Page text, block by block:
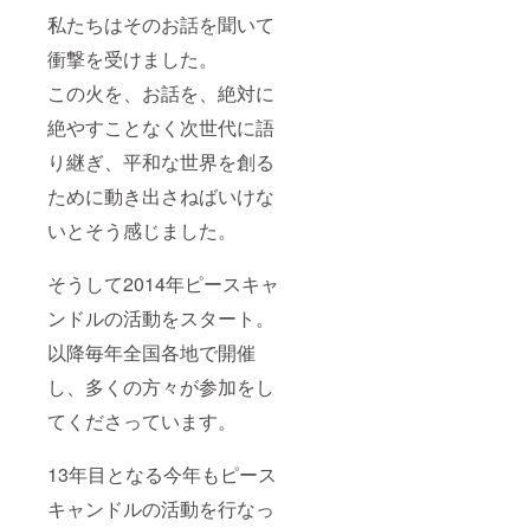
私たちはそのお話を聞いて
衝撃を受けました。
この火を、お話を、絶対に
絶やすことなく次世代に語
り継ぎ、平和な世界を創る
ために動き出さねばいけな
いとそう感じました。
そうして2014年ピースキャ
ンドルの活動をスタート。
以降毎年全国各地で開催
し、多くの方々が参加をし
てくださっています。
13年目となる今年もピース
キャンドルの活動を行なっ